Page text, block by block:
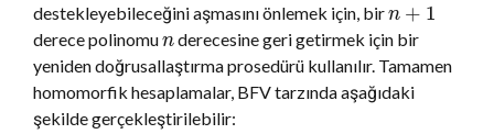
destekleyebileceğini aşmasını önlemek için, birn + 1
derece polinomunderecesine geri getirmek için bir
yeniden doğrusallaştırma prosedürü kullanılır. Tamamen
homomorfik hesaplamalar, BFV tarzında aşağıdaki
şekilde gerçekleştirilebilir: